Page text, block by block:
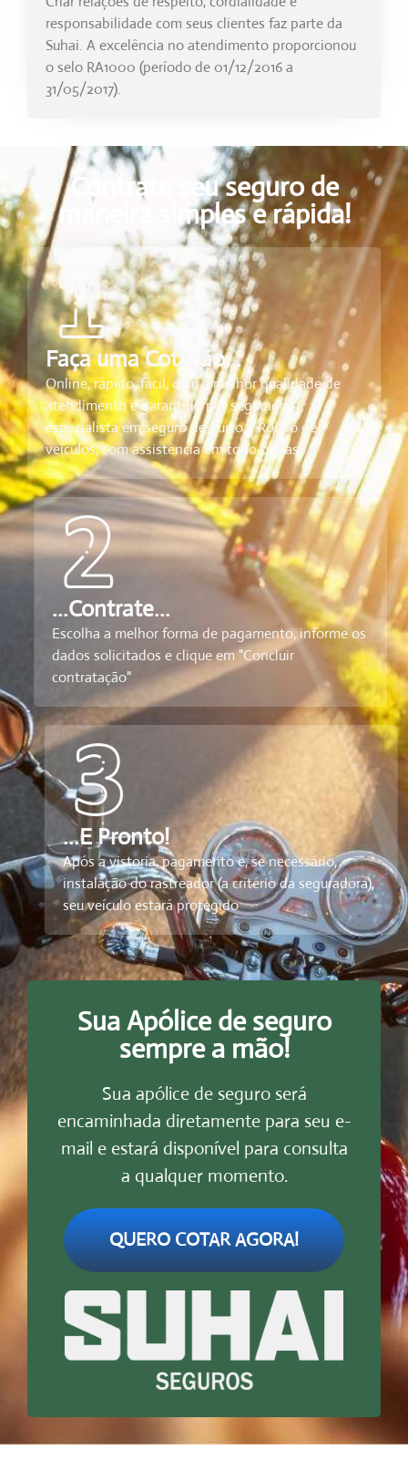
responsabilidade com seus clientes faz parte da
Suhai. A excelência no atendimento proporcionou
o selo RA1000 (período de 01/12/2016 a
31/05/2017).
Contrate seu seguro de
maneira simples e rápida!
Faça uma Cotação...
Online, rápido, fácil, com a melhor qualidade de
atendimento e garantido por seguradora
especialista em seguro de Furto e Roubo de
veículos, com assistência em todo o Brasil
...Contrate...
Escolha a melhor forma de pagamento, informe os
dados solicitados e clique em "Concluir
contratação"
...E Pronto!
Após a vistoria, pagamento e, se necessário,
instalação do rastreador (a critério da seguradora),
seu veículo estará protegido
Sua Apólice de seguro
sempre a mão!
Sua apólice de seguro será
encaminhada diretamente para seu e-
mail e estará disponível para consulta
a qualquer momento.
QUERO COTAR AGORA!